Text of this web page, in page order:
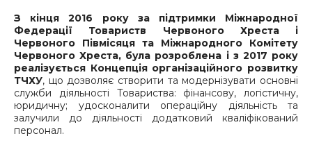
З кінця 2016 року за підтримки Міжнародної
Федерації Товариств Червоного Хреста і
Червоного Півмісяця та Міжнародного Комітету
Червоного Хреста, була розроблена і з 2017 року
реалізується Концепція організаційного розвитку
ТЧХУ, що дозволяє створити та модернізувати основні
служби діяльності Товариства: фінансову, логістичну,
юридичну; удосконалити операційну діяльність та
залучили до діяльності додатковий кваліфікований
персонал.